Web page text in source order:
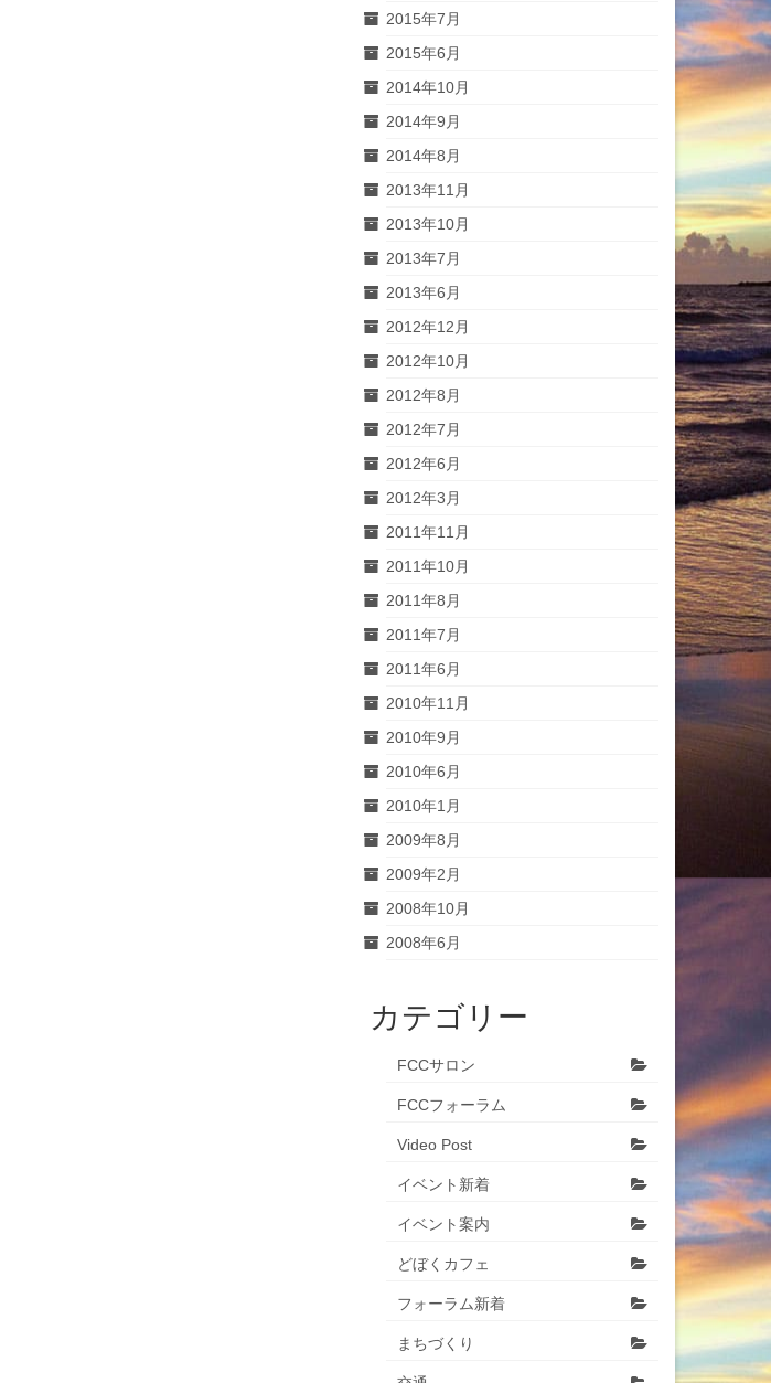
2015年7月
2015年6月
2014年10月
2014年9月
2014年8月
2013年11月
2013年10月
2013年7月
2013年6月
2012年12月
2012年10月
2012年8月
2012年7月
2012年6月
2012年3月
2011年11月
2011年10月
2011年8月
2011年7月
2011年6月
2010年11月
2010年9月
2010年6月
2010年1月
2009年8月
2009年2月
2008年10月
2008年6月
カテゴリー
FCCサロン
FCCフォーラム
Video Post
イベント新着
イベント案内
どぼくカフェ
フォーラム新着
まちづくり